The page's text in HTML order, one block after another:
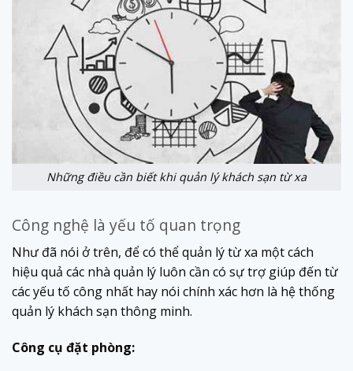
Những điều cần biết khi quản lý khách sạn từ xa
Công nghệ là yếu tố quan trọng
Như đã nói ở trên, để có thể quản lý từ xa một cách
hiệu quả các nhà quản lý luôn cần có sự trợ giúp đến từ
các yếu tố công nhất hay nói chính xác hơn là hệ thống
quản lý khách sạn thông minh.
Công cụ đặt phòng: